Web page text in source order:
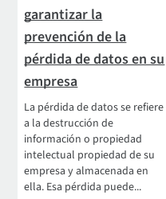
garantizar la
prevención de la
pérdida de datos en su
empresa
La pérdida de datos se refiere
a la destrucción de
información o propiedad
intelectual propiedad de su
empresa y almacenada en
ella. Esa pérdida puede...